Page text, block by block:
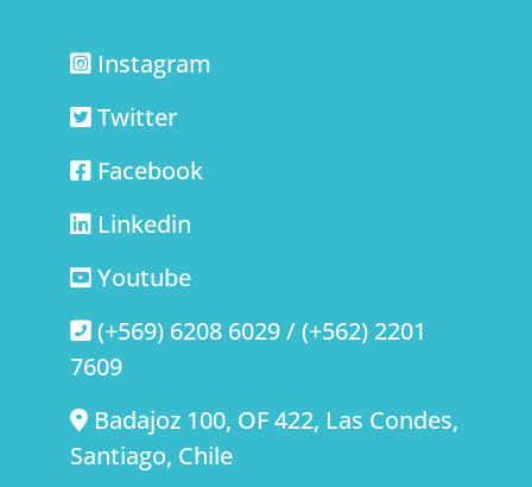
Instagram
Twitter
Facebook
Linkedin
Youtube
(+569) 6208 6029 / (+562) 2201
7609
Badajoz 100, OF 422, Las Condes,
Santiago, Chile